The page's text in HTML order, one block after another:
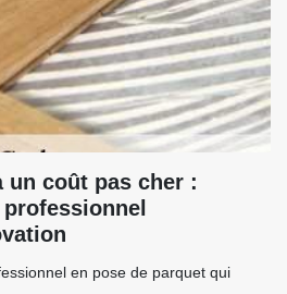
un coût pas cher :
en pose de parquet qui